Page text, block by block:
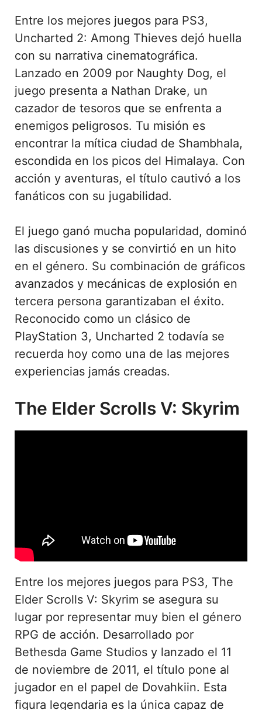
Entre los mejores juegos para PS3,
Uncharted 2: Among Thieves dejó huella
con su narrativa cinematográfica.
Lanzado en 2009 por Naughty Dog, el
juego presenta a Nathan Drake, un
cazador de tesoros que se enfrenta a
enemigos peligrosos. Tu misión es
encontrar la mítica ciudad de Shambhala,
escondida en los picos del Himalaya. Con
acción y aventuras, el título cautivó a los
fanáticos con su jugabilidad.
El juego ganó mucha popularidad, dominó
las discusiones y se convirtió en un hito
en el género. Su combinación de gráficos
avanzados y mecánicas de explosión en
tercera persona garantizaban el éxito.
Reconocido como un clásico de
PlayStation 3, Uncharted 2 todavía se
recuerda hoy como una de las mejores
experiencias jamás creadas.
The Elder Scrolls V: Skyrim
Entre los mejores juegos para PS3, The
Elder Scrolls V: Skyrim se asegura su
lugar por representar muy bien el género
RPG de acción. Desarrollado por
Bethesda Game Studios y lanzado el 11
de noviembre de 2011, el título pone al
jugador en el papel de Dovahkiin. Esta
figura legendaria es la única capaz de